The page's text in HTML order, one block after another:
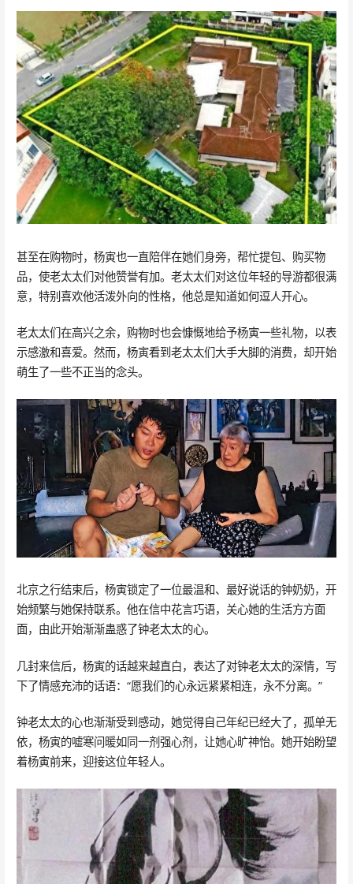
甚至在购物时，杨寅也一直陪伴在她们身旁，帮忙提包、购买物
品，使老太太们对他赞誉有加。老太太们对这位年轻的导游都很满
意，特别喜欢他活泼外向的性格，他总是知道如何逗人开心。
老太太们在高兴之余，购物时也会慷慨地给予杨寅一些礼物，以表
示感激和喜爱。然而，杨寅看到老太太们大手大脚的消费，却开始
萌生了一些不正当的念头。
北京之行结束后，杨寅锁定了一位最温和、最好说话的钟奶奶，开
始频繁与她保持联系。他在信中花言巧语，关心她的生活方方面
面，由此开始渐渐蛊惑了钟老太太的心。
几封来信后，杨寅的话越来越直白，表达了对钟老太太的深情，写
下了情感充沛的话语：“愿我们的心永远紧紧相连，永不分离。”
钟老太太的心也渐渐受到感动，她觉得自己年纪已经大了，孤单无
依，杨寅的嘘寒问暖如同一剂强心剂，让她心旷神怡。她开始盼望
着杨寅前来，迎接这位年轻人。